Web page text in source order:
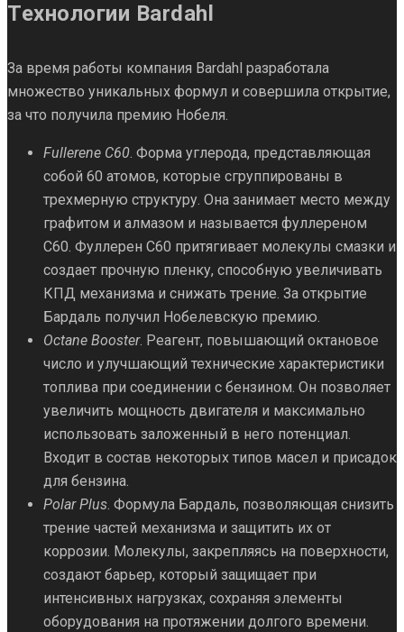
Технологии Bardahl
За время работы компания Bardahl разработала
множество уникальных формул и совершила открытие,
за что получила премию Нобеля.
Fullerene C60. Форма углерода, представляющая
собой 60 атомов, которые сгруппированы в
трехмерную структуру. Она занимает место между
графитом и алмазом и называется фуллереном
С60. Фуллерен С60 притягивает молекулы смазки и
создает прочную пленку, способную увеличивать
КПД механизма и снижать трение. За открытие
Бардаль получил Нобелевскую премию.
Octane Booster. Реагент, повышающий октановое
число и улучшающий технические характеристики
топлива при соединении с бензином. Он позволяет
увеличить мощность двигателя и максимально
использовать заложенный в него потенциал.
Входит в состав некоторых типов масел и присадок
для бензина.
Polar Plus. Формула Бардаль, позволяющая снизить
трение частей механизма и защитить их от
коррозии. Молекулы, закрепляясь на поверхности,
создают барьер, который защищает при
интенсивных нагрузках, сохраняя элементы
оборудования на протяжении долгого времени.